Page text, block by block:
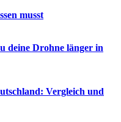
musst
deine Drohne länger in
Vergleich und